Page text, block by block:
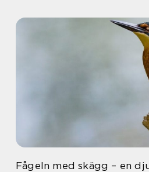
Fågeln med skägg – en